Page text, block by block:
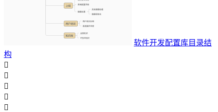
软件开发配置库目录结
构




